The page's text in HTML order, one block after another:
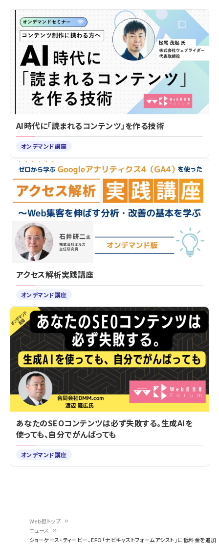
Web担トップ
ニュース
ショーケース・ティービー、EFO「ナビキャストフォームアシスト」に低料金を追加
AI時代に「読まれるコンテンツ」を作る技術
オンデマンド講座
アクセス解析実践講座
オンデマンド講座
あなたのSEOコンテンツは必ず失敗する。生成AIを
使っても、自分でがんばっても
オンデマンド講座